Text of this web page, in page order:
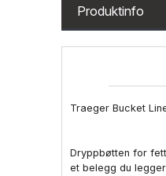
Produktinfo
Traeger Bucket
Dryppbøtten for
et belegg du